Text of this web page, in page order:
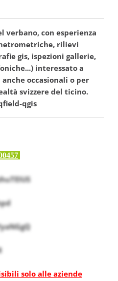
verbano, con esperienza
rilievi
gis, ispezioni gallerie,
interessato a
occasionali o per
svizzere del ticino.
qgis
solo alle aziende